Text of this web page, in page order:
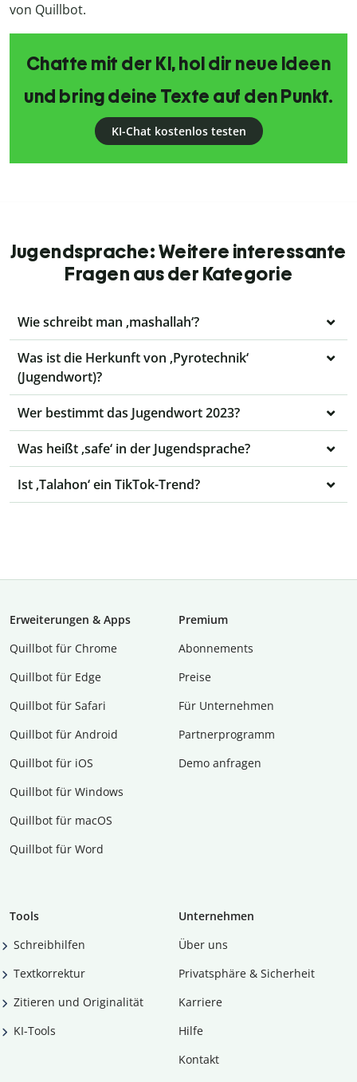
von Quillbot.
Chatte mit der KI, hol dir neue Ideen
und bring deine Texte auf den Punkt.
KI-Chat kostenlos testen
Jugendsprache: Weitere interessante
Fragen aus der Kategorie
Wie schreibt man ‚mashallah‘?
Was ist die Herkunft von ‚Pyrotechnik‘
(Jugendwort)?
Wer bestimmt das Jugendwort 2023?
Was heißt ‚safe‘ in der Jugendsprache?
Ist ‚Talahon‘ ein TikTok-Trend?
Erweiterungen & Apps
Quillbot für Chrome
Quillbot für Edge
Quillbot für Safari
Quillbot für Android
Quillbot für iOS
Quillbot für Windows
Quillbot für macOS
Quillbot für Word
Premium
Abon­ne­ments
Preise
Für Unternehmen
Partnerprogramm
Demo anfragen
Tools
Schreibhilfen
Textkorrektur
Zitieren und Originalität
KI-Tools
Unternehmen
Über uns
Privatsphäre & Sicherheit
Karriere
Hilfe
Kontakt